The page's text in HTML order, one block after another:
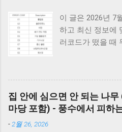
이 글은 2026년 7
하고 최신 정보에
러코드가 떴을 때
밸브가 열려 있
5분 뒤 다시 꽂아
조절기의 설정이
코드는 아래에서
까지 모든 대우보
집 안에 심으면 안 되는 나
마당 포함) - 풍수에서 피하
- 2월 26, 2026